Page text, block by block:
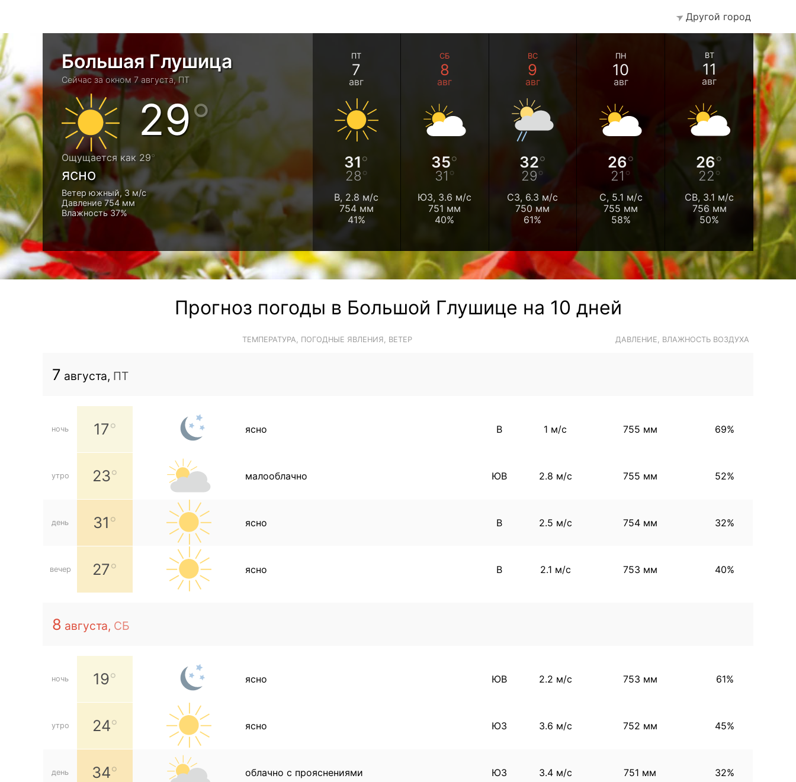
Другой город
Большая Глушица
Сейчас за окном 7 августа, ПТ
29
Ощущается как 29
ясно
Ветер южный, 3 м/с
Давление 754 мм
Влажность 37%
ПТ
7
авг
31
28
В, 2.8 м/с
754 мм
41%
СБ
8
авг
35
31
ЮЗ, 3.6 м/с
751 мм
40%
ВС
9
авг
32
29
СЗ, 6.3 м/с
750 мм
61%
ПН
10
авг
26
21
С, 5.1 м/с
755 мм
58%
ВТ
11
авг
26
22
СВ, 3.1 м/с
756 мм
50%
Прогноз погоды в Большой Глушице на 10 дней
ТЕМПЕРАТУРА, ПОГОДНЫЕ ЯВЛЕНИЯ, ВЕТЕР ДАВЛЕНИЕ, ВЛАЖНОСТЬ ВОЗДУХА
7 августа, ПТ
ночь 17 ясно В 1 м/с 755 мм 69%
утро 23 малооблачно ЮВ 2.8 м/с 755 мм 52%
день 31 ясно В 2.5 м/с 754 мм 32%
вечер 27 ясно В 2.1 м/с 753 мм 40%
8 августа, СБ
ночь 19 ясно ЮВ 2.2 м/с 753 мм 61%
утро 24 ясно ЮЗ 3.6 м/с 752 мм 45%
день 34 облачно с прояснениями ЮЗ 3.4 м/с 751 мм 32%